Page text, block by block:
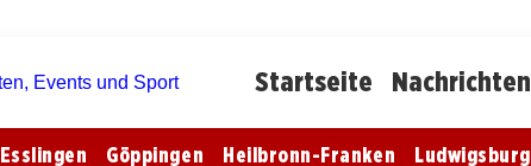
Startseite Nachrichten
Esslingen Göppingen Heilbronn-Franken Ludwigsburg